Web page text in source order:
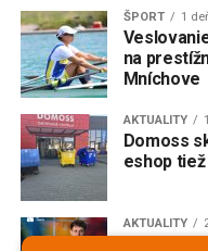
ŠPORT 1
na
Mníchove
AKTUALITY
Domoss
eshop tiež
AKTUALITY
V